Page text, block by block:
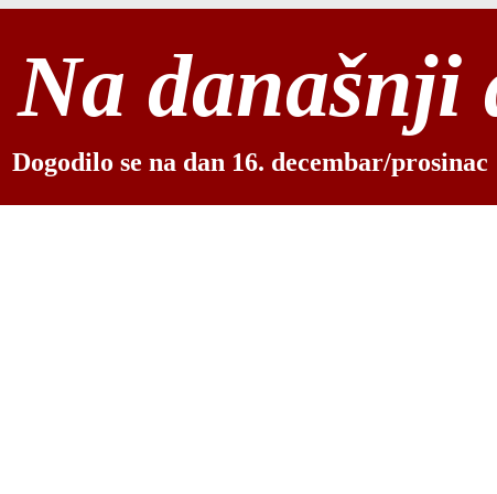
Na današnji
Dogodilo se na dan 16. decembar/prosinac